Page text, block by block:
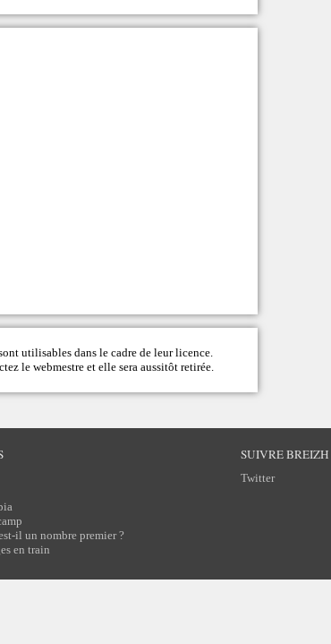
utilisables dans le cadre de leur licence.
lewebmestre et elle sera aussitôt retirée.
il un nombre premier ?
en train
SUIVRE
Twitter